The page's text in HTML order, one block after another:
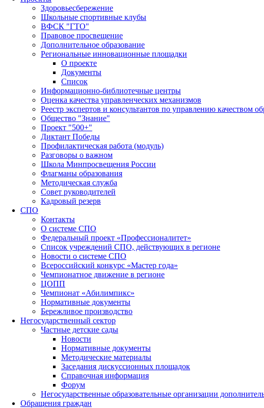
Здоровьесбережение
Школьные спортивные клубы
ВФСК "ГТО"
Правовое просвещение
Дополнительное образование
Региональные инновационные площадки
О проекте
Документы
Список
Информационно-библиотечные центры
Оценка качества управленческих механизмов
Реестр экспертов и консультантов по управлению качеством
Общество "Знание"
Проект "500+"
Диктант Победы
Профилактическая работа (модуль)
Разговоры о важном
Школа Минпросвещения России
Флагманы образования
Методическая служба
Совет руководителей
Кадровый резерв
СПО
Контакты
О системе СПО
Федеральный проект «Профессионалитет»
Список учреждений СПО, действующих в регионе
Новости о системе СПО
Всероссийский конкурс «Мастер года»
Чемпионатное движение в регионе
ЦОПП
Чемпионат «Абилимпикс»
Нормативные документы
Бережливое производство
Негосударственный сектор
Частные детские сады
Новости
Нормативные документы
Методические материалы
Заседания дискуссионных площадок
Справочная информация
Форум
Негосударственные образовательные организации
Обращения граждан